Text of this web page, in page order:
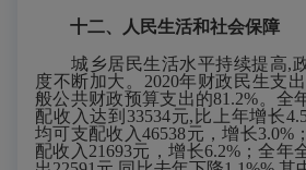
十二、人民生活和社会保障
城乡居民生活水平持续提高,
度不断加大。 2020年财政民生支
般公共财政预算支出的81.2%。 全
配收入达到 33534元,比上年增长
均可支配收入46538元，增长3.0%
配收入 21693元，增长6.2%；全年